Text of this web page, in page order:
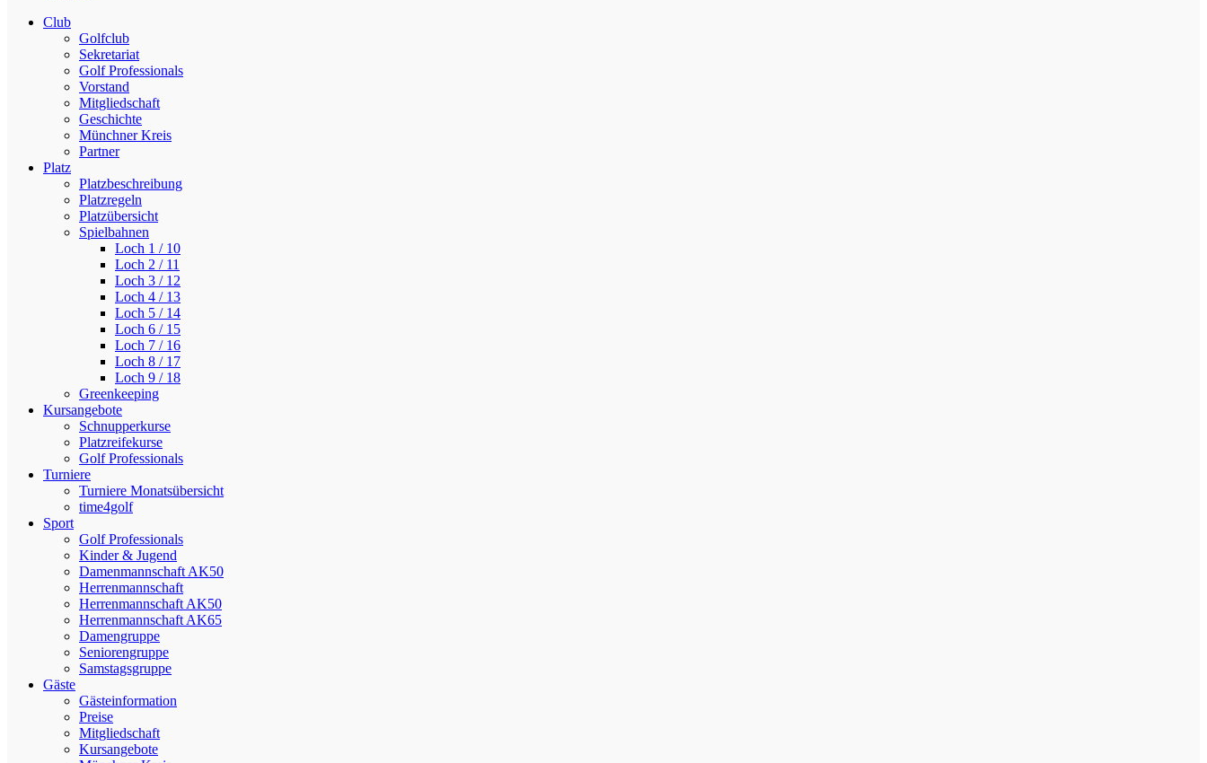
Club
Golfclub
Sekretariat
Golf Professionals
Vorstand
Mitgliedschaft
Geschichte
Münchner Kreis
Partner
Platz
Platzbeschreibung
Platzregeln
Platzübersicht
Spielbahnen
Loch 1 / 10
Loch 2 / 11
Loch 3 / 12
Loch 4 / 13
Loch 5 / 14
Loch 6 / 15
Loch 7 / 16
Loch 8 / 17
Loch 9 / 18
Greenkeeping
Kursangebote
Schnupperkurse
Platzreifekurse
Golf Professionals
Turniere
Turniere Monatsübersicht
time4golf
Sport
Golf Professionals
Kinder & Jugend
Damenmannschaft AK50
Herrenmannschaft
Herrenmannschaft AK50
Herrenmannschaft AK65
Damengruppe
Seniorengruppe
Samstagsgruppe
Gäste
Gästeinformation
Preise
Mitgliedschaft
Kursangebote